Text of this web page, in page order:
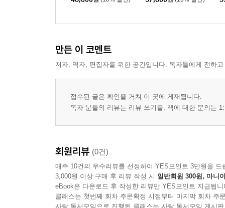
만든 이 코멘트
저자, 역자, 편집자를 위한 공간입니다. 독자들에게 전하
접수된 글은 확인을 거쳐 이 곳에 게재됩니다.
독자 분들의 리뷰는 리뷰 쓰기를, 책에 대한 문의는
회원리뷰 (0건)
매주 10건의 우수리뷰를 선정하여 YES포인트 3만원을 드
3,000원 이상 구매 후 리뷰 작성 시 일반회원 300원, 마니
eBook은 다운로드 후 작성한 리뷰만 YES포인트 지급됩니
클래스는 첫번째 회차 주문확정 시점부터 마지막 회차 주
사락 독서모임으로 진행된 클래스는 사락 독서모임 게시